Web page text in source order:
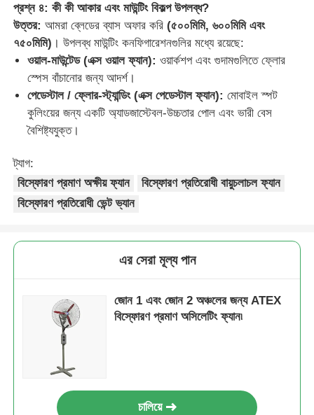
প্রশ্ন ৪: কী কী আকার এবং মাউন্টিং বিকল্প উপলব্ধ?
উত্তর: আমরা ব্লেডের ব্যাস অফার করি(৫০০মিমি, ৬০০মিমি এবং
৭৫০মিমি) । উপলব্ধ মাউন্টিং কনফিগারেশনগুলির মধ্যে রয়েছে:
ওয়াল-মাউন্টেড (এক্স ওয়াল ফ্যান): ওয়ার্কশপ এবং গুদামগুলিতে ফ্লোর
স্পেস বাঁচানোর জন্য আদর্শ।
পেডেস্টাল / ফ্লোর-স্ট্যান্ডিং (এক্স পেডেস্টাল ফ্যান): মোবাইল স্পট
কুলিংয়ের জন্য একটি অ্যাডজাস্টেবল-উচ্চতার পোল এবং ভারী বেস
বৈশিষ্ট্যযুক্ত।
ট্যাগ:
বিস্ফোরণ প্রমাণ অক্ষীয় ফ্যান
বিস্ফোরণ প্রতিরোধী বায়ুচলাচল ফ্যান
বিস্ফোরণ প্রতিরোধী ভেন্ট ভ্যান
এর সেরা মূল্য পান
জোন 1 এবং জোন 2 অঞ্চলের জন্য ATEX
বিস্ফোরণ প্রমাণ অসিলেটিং ফ্যান৷
চালিয়ে